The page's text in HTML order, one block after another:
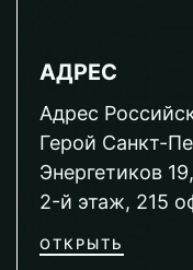
АДРЕС
Адрес
Герой Санкт-
Энергетиков
2-й этаж, 215
ОТКРЫТЬ